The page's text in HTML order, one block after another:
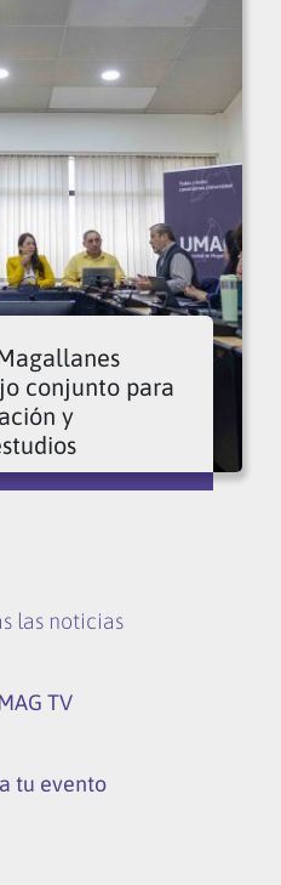
conjunto para
y
las noticias
TV
tu evento